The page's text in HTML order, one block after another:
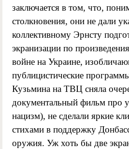
заключается в том, что,
столкновения, они не дали
коллективному Эрнсту
экранизации по
войне на Украине,
публицистические
Кузьмина на ТВЦ сняла
документальный фильм про
нацизм), не сделали яркие
стихами в поддержку
оружия. Уж хоть бы две